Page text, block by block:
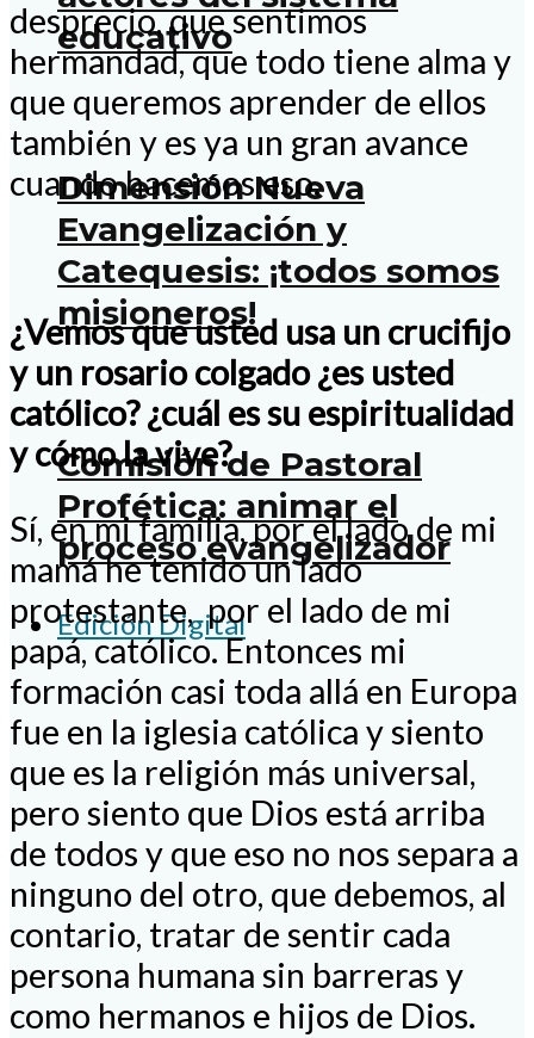
educativo
Dimensión Nueva
Evangelización y
Catequesis: ¡todos somos
misioneros!
Comisión de Pastoral
Profética: animar el
proceso evangelizador
Edición Digital
desprecio, que sentimos
hermandad, que todo tiene alma y
que queremos aprender de ellos
también y es ya un gran avance
cuando hacemos eso.
¿Vemos que usted usa un crucifijo
y un rosario colgado ¿es usted
católico? ¿cuál es su espiritualidad
y cómo la vive?
Sí, en mi familia, por el lado de mi
mamá he tenido un lado
protestante, por el lado de mi
papá, católico. Entonces mi
formación casi toda allá en Europa
fue en la iglesia católica y siento
que es la religión más universal,
pero siento que Dios está arriba
de todos y que eso no nos separa a
ninguno del otro, que debemos, al
contario, tratar de sentir cada
persona humana sin barreras y
como hermanos e hijos de Dios.